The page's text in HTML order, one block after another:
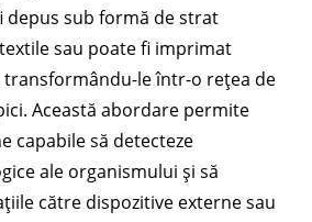
depus sub formă de strat
sau poate fi imprimat
le într-o rețea de
Această abordare permite
capabile să detecteze
ale organismului și să
către dispozitive externe sau